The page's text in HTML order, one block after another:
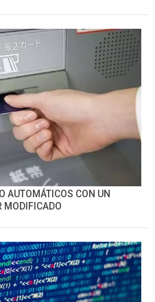
AUTOMÁTICOS CON UN
MODIFICADO